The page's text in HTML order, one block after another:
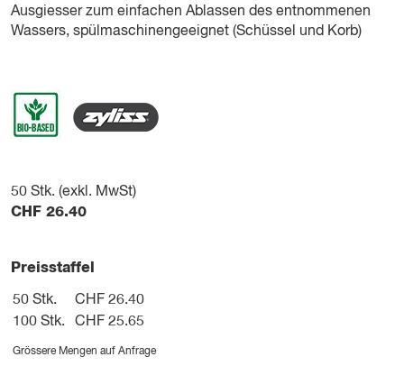
Ausgiesser zum einfachen Ablassen des entnommenen
Wassers, spülmaschinengeeignet (Schüssel und Korb)
50 Stk. (exkl. MwSt)
CHF 26.40
Preisstaffel
50 Stk.
CHF 26.40
100 Stk.
CHF 25.65
Grössere Mengen auf Anfrage